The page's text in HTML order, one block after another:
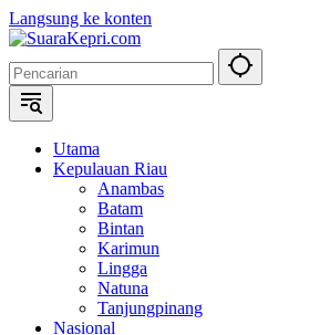
Langsung ke konten
Utama
Kepulauan Riau
Anambas
Batam
Bintan
Karimun
Lingga
Natuna
Tanjungpinang
Nasional